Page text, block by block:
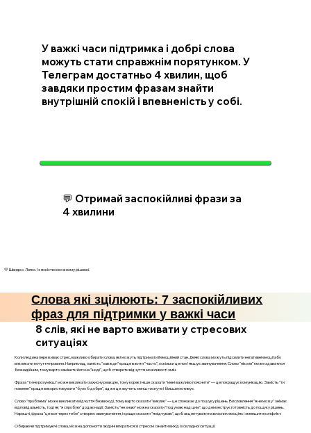
У важкі часи підтримка і добрі слова
можуть стати справжнім порятунком. У
Телеграм достатньо 4 хвилин, щоб
завдяки простим фразам знайти
внутрішній спокій і впевненість у собі.
💬 Отримай заспокійливі фрази за
4 хвилини
💛 Швидко. Легко. І з ясністю в кожному рішенні.
Слова які зцілюють: 7 заспокійливих
фраз для підтримки у важкі часи
8 слів, які не варто вживати у стресових
ситуаціях
Коли людина переживає стрес, важливо обирати слова, які можуть підтримати її емоційний стан. Деякі слова можуть підсилити негативні емоції або
викликати почуття провини. Наприклад, замість "завжди" краще вжити "часто", оскільки це пом'якшує звинувачення. Слово "ніколи" може здаватися
безнадійним, тому варто замінити його на "іноді", щоб створити відчуття можливості змін.
Фраза "ти не розумієш" може викликати захисну реакцію, тому коректніше сказати "мені важливо пояснити" — це покращує комунікацію. Замість "ти
повинен" краще використовувати "було б добре", адже це звучить менш тиснуче і більше мотивує.
Слово "проблема" може викликати відчуття безвиході, тому варто сказати "виклик" — це спонукає до пошуку рішень. Висловлення "я не можу" знімає
відповідальність, тоді як "я спробую" додає надії. Замість "не знаю" можна сказати "подумаю над цим", що демонструє готовність до пошуку рішень.
Нарешті, фраза "це все через тебе" створює звинувачення, і краще сказати "я відчуваю", щоб акцентувати на власних емоціях і зменшити конфлікт.
Обираючи підтримуючі слова, можна допомогти людині впоратися зі стресом і знайти вихід із складної ситуації.